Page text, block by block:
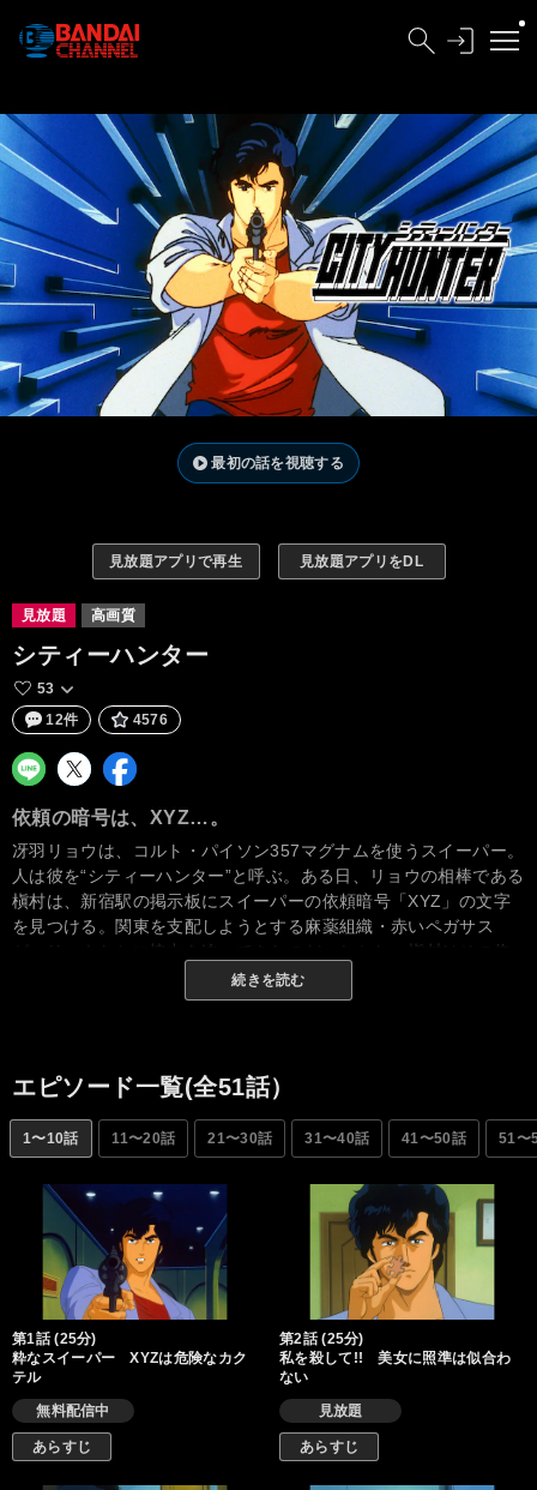
最初の話を視聴する
見放題アプリで再生 見放題アプリをDL
見放題 高画質
シティーハンター
53
12件
4576
依頼の暗号は、XYZ…。
冴羽リョウは、コルト・パイソン357マグナムを使うスイーパー。
人は彼を“シティーハンター”と呼ぶ。ある日、リョウの相棒である
槇村は、新宿駅の掲示板にスイーパーの依頼暗号「XYZ」の文字
を見つける。関東を支配しようとする麻薬組織・赤いペガサス
が、リョウたちに協力を迫ってきたのだ。しかし、槇村はその依
頼を断わり、暗殺されてしまう。復讐を誓うリョウは……。※リ
ョウ＝獣偏に「寮」のウ冠なし
続きを読む
エピソード一覧(全51話）
1〜10話 11〜20話 21〜30話 31〜40話 41〜50話 51〜
第1話 (25分)
粋なスイーパー XYZは危険なカク
テル
無料配信中
あらすじ
第2話 (25分)
私を殺して!! 美女に照準は似合わ
ない
見放題
あらすじ